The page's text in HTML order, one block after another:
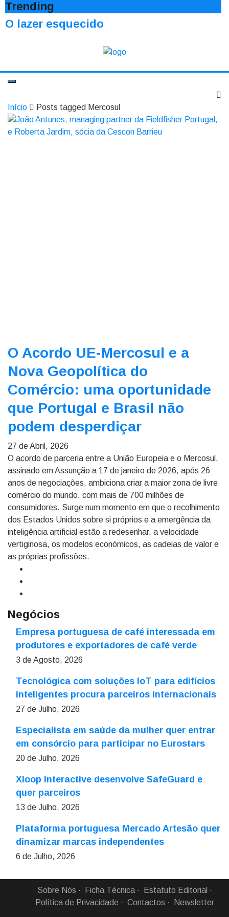
Trending
O lazer esquecido
Início Posts tagged Mercosul
O Acordo UE-Mercosul e a
Nova Geopolítica do
Comércio: uma oportunidade
que Portugal e Brasil não
podem desperdiçar
27 de Abril, 2026
O acordo de parceria entre a União Europeia e o Mercosul,
assinado em Assunção a 17 de janeiro de 2026, após 26
anos de negociações, ambiciona criar a maior zona de livre
comércio do mundo, com mais de 700 milhões de
consumidores. Surge num momento em que o recolhimento
dos Estados Unidos sobre si próprios e a emergência da
inteligência artificial estão a redesenhar, a velocidade
vertiginosa, os modelos económicos, as cadeias de valor e
as próprias profissões.
Negócios
Empresa portuguesa de café interessada em
produtores e exportadores de café verde
3 de Agosto, 2026
Tecnológica com soluções IoT para edifícios
inteligentes procura parceiros internacionais
27 de Julho, 2026
Especialista em saúde da mulher quer entrar
em consórcio para participar no Eurostars
20 de Julho, 2026
Xloop Interactive desenvolve SafeGuard e
quer parceiros
13 de Julho, 2026
Plataforma portuguesa Mercado Artesão quer
dinamizar marcas independentes
6 de Julho, 2026
Sobre Nós Ficha Técnica
Estatuto Editorial
Política de Privacidade
Contactos Newsletter